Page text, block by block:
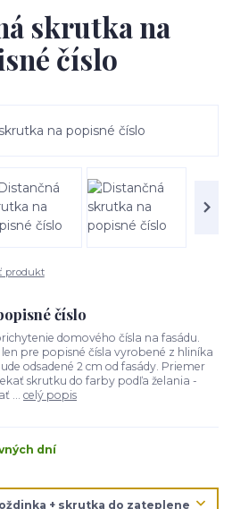
skrutka na
číslo
produkt
číslo
domového čísla na fasádu.
pre popisné čísla vyrobené z hliníka
odsadené 2 cm od fasády. Priemer
skrutku do farby podľa želania -
... celý popis
dní